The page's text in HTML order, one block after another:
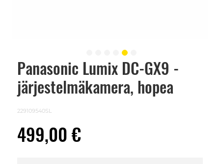
Panasonic Lumix DC-GX9 -
järjestelmäkamera, hopea
229109540SL
499,00 €
Skip
beginning
images